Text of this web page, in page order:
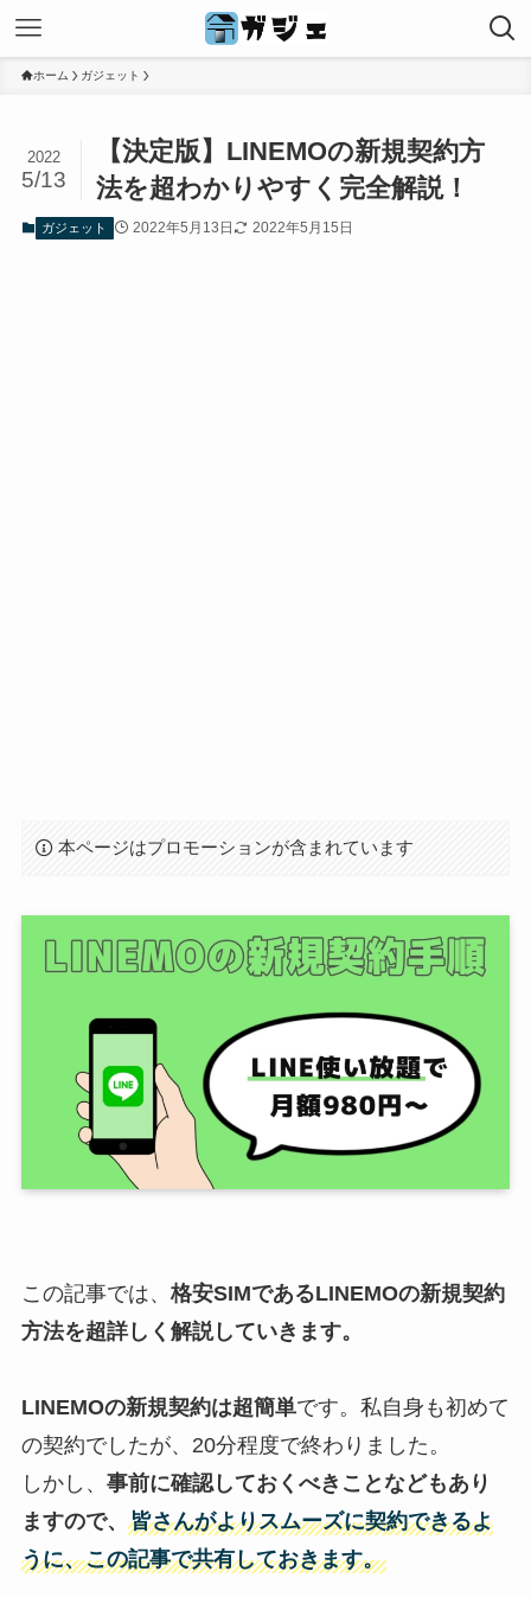
ホーム ガジェット
【決定版】LINEMOの新規契約方
法を超わかりやすく完全解説！
2022
5/13
ガジェット 2022年5月13日 2022年5月15日
本ページはプロモーションが含まれています
この記事では、 格安SIMであるLINEMOの新規契約
方法を超詳しく解説していきます。
LINEMOの新規契約は超簡単です。私自身も初めて
の契約でしたが、20分程度で終わりました。
しかし、 事前に確認しておくべきことなどもあり
ますので、 皆さんがよりスムーズに契約できるよ
うに、この記事で共有しておきます。